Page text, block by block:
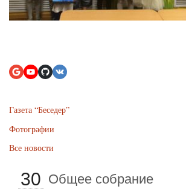
Газета “Беседер”
Фотографии
Все новости
30 Общее собрание